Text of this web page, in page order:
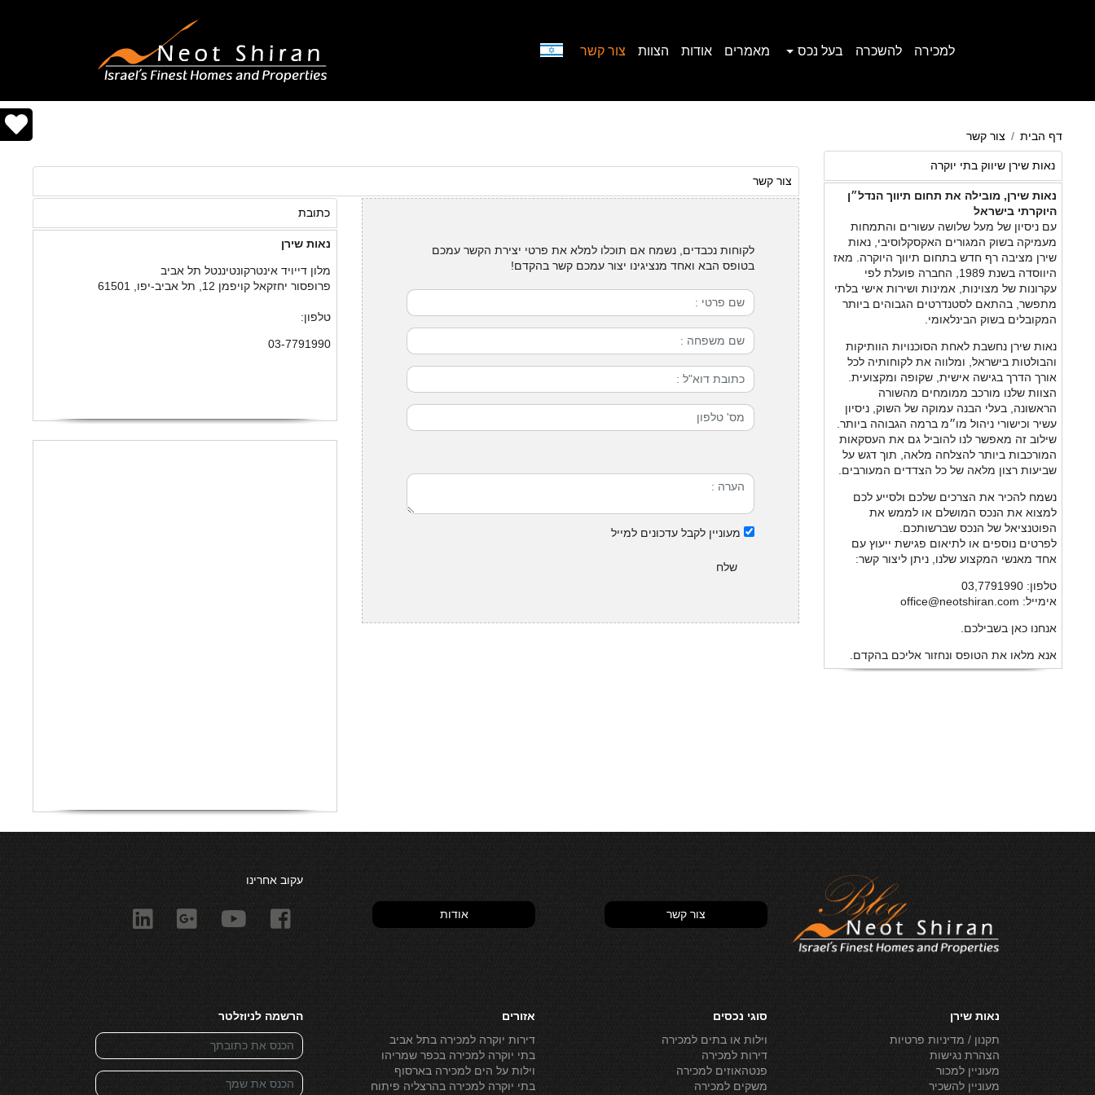
למכירה להשכרה בעל נכס מאמרים אודות הצוות צור קשר
דף הבית צור קשר
נאות שירן שיווק בתי יוקרה
נאות שירן, מובילה את תחום תיווך הנדל״ן
היוקרתי בישראל
עם ניסיון של מעל שלושה עשורים והתמחות
מעמיקה בשוק המגורים האקסקלוסיבי, נאות
שירן מציבה רף חדש בתחום תיווך היוקרה. מאז
היווסדה בשנת 1989, החברה פועלת לפי
עקרונות של מצוינות, אמינות ושירות אישי בלתי
מתפשר, בהתאם לסטנדרטים הגבוהים ביותר
המקובלים בשוק הבינלאומי.
נאות שירן נחשבת לאחת הסוכנויות הוותיקות
והבולטות בישראל, ומלווה את לקוחותיה לכל
אורך הדרך בגישה אישית, שקופה ומקצועית.
הצוות שלנו מורכב ממומחים מהשורה
הראשונה, בעלי הבנה עמוקה של השוק, ניסיון
עשיר וכישורי ניהול מו״מ ברמה הגבוהה ביותר.
שילוב זה מאפשר לנו להוביל גם את העסקאות
המורכבות ביותר להצלחה מלאה, תוך דגש על
שביעות רצון מלאה של כל הצדדים המעורבים.
נשמח להכיר את הצרכים שלכם ולסייע לכם
למצוא את הנכס המושלם או לממש את
הפוטנציאל של הנכס שברשותכם.
לפרטים נוספים או לתיאום פגישת ייעוץ עם
אחד מאנשי המקצוע שלנו, ניתן ליצור קשר:
טלפון: 03,7791990
אימייל: office@neotshiran.com
אנחנו כאן בשבילכם.
אנא מלאו את הטופס ונחזור אליכם בהקדם.
צור קשר
לקוחות נכבדים, נשמח אם תוכלו למלא את פרטי יצירת הקשר עמכם
בטופס הבא ואחד מנציגינו יצור עמכם קשר בהקדם!
מעוניין לקבל עדכונים למייל
שלח
כתובת
נאות שירן
מלון דייויד אינטרקונטיננטל תל אביב
פרופסור יחזקאל קויפמן 12, תל אביב-יפו, 61501
טלפון:
03-7791990
צור קשר אודות
עקוב אחרינו
נאות שירן
תקנון / מדיניות פרטיות
הצהרת נגישות
מעוניין למכור
מעוניין להשכיר
סוגי נכסים
וילות או בתים למכירה
דירות למכירה
פנטהאוזים למכירה
משקים למכירה
אזורים
דירות יוקרה למכירה בתל אביב
בתי יוקרה למכירה בכפר שמריהו
וילות על הים למכירה בארסוף
בתי יוקרה למכירה בהרצליה פיתוח
הרשמה לניוזלטר